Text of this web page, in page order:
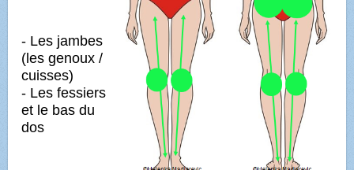
- Les jambes
(les genoux /
cuisses)
- Les fessiers
et le bas du
dos